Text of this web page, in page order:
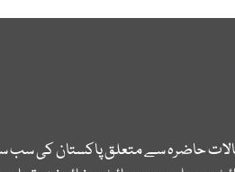
حاضرہ سے متعلق پاکستان کی سب